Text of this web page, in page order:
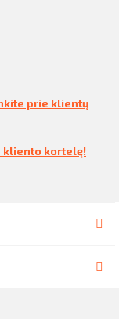
prie klientų
kliento kortelę!